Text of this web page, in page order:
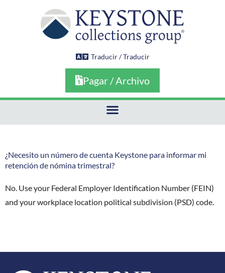
Traducir / Traducir
Pagar / Archivo
¿Necesito un número de cuenta Keystone para informar mi
retención de nómina trimestral?
No. Use your Federal Employer Identification Number (FEIN)
and your workplace location political subdivision (PSD) code.